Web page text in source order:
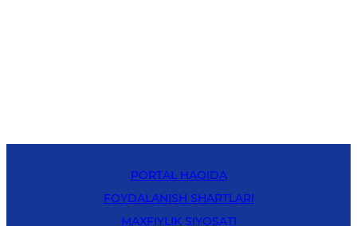
PORTAL HAQIDA
FOYDALANISH SHARTLARI
MAXFIYLIK SIYOSATI